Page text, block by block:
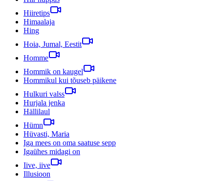
Hiiretips
Himaalaja
Hing
Hoia, Jumal, Eestit
Homme
Hommik on kaugel
Hommikul kui tõuseb päikene
Hulkuri valss
Hurjala jenka
Hällilaul
Hümn
Hüvasti, Maria
Iga mees on oma saatuse sepp
Igaühes midagi on
Iive, iive
Illusioon